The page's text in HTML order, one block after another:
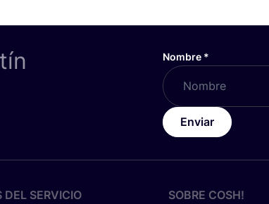
Nombre *
Enviar
DEL SERVICIO SOBRE COSH!